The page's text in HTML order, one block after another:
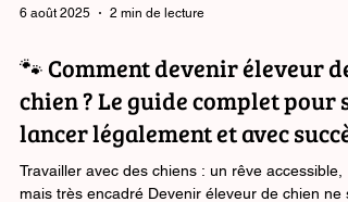
6 août 2025 2 min de lecture
🐾 Comment devenir éleveur de
chien ? Le guide complet pour se
lancer légalement et avec succès